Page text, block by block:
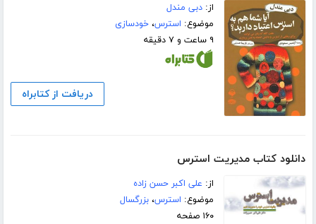
از:دبی مندل
موضوع: استرس،خودسازی
۹ ساعت و ۷ دقیقه
دریافت از کتابراه
دانلود کتاب مدیریت استرس
از: علی اکبر حسن زاده
موضوع: استرس،بزرگسال
۱۶۰ صفحه